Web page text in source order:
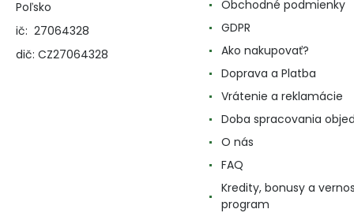
Poľsko
ič: 27064328
dič: CZ27064328
Obchodné podmienky
GDPR
Ako nakupovať?
Doprava a Platba
Vrátenie a reklamácie
Doba spracovania
O nás
FAQ
Kredity, bonusy a
program